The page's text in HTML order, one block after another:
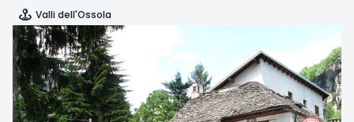
Valli dell'Ossola